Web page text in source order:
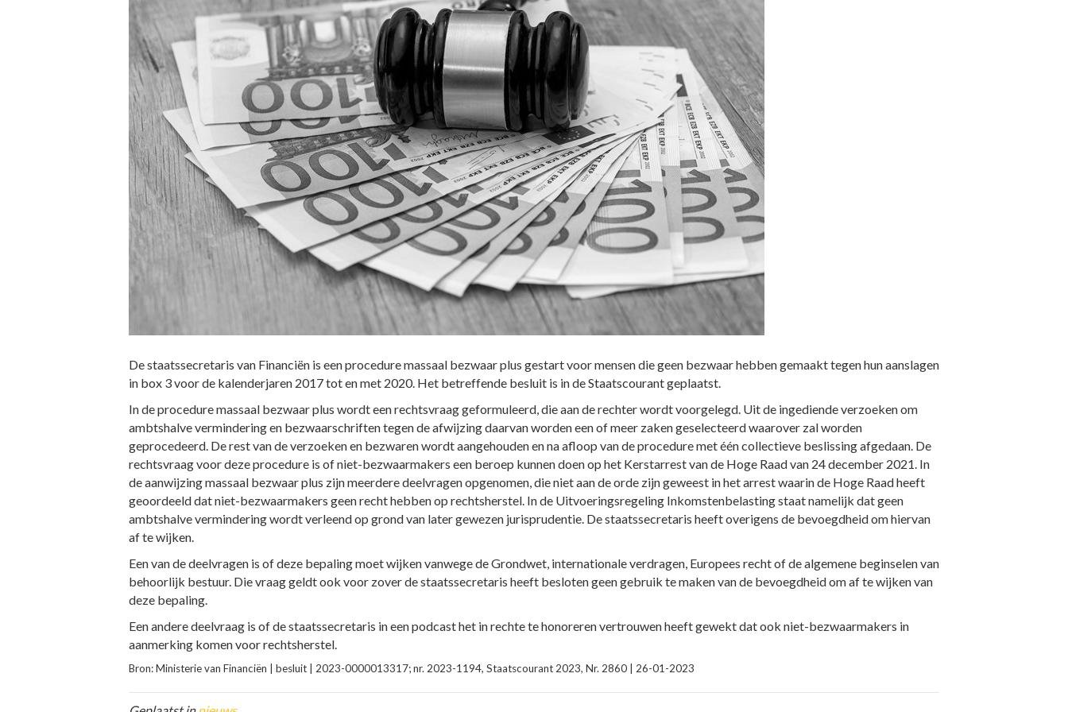
De staatssecretaris van Financiën is een procedure massaal bezwaar plus gestart voor mensen die geen bezwaar hebben gemaakt tegen hun aanslagen
in box 3 voor de kalenderjaren 2017 tot en met 2020. Het betreffende besluit is in de Staatscourant geplaatst.
In de procedure massaal bezwaar plus wordt een rechtsvraag geformuleerd, die aan de rechter wordt voorgelegd. Uit de ingediende verzoeken om
ambtshalve vermindering en bezwaarschriften tegen de afwijzing daarvan worden een of meer zaken geselecteerd waarover zal worden
geprocedeerd. De rest van de verzoeken en bezwaren wordt aangehouden en na afloop van de procedure met één collectieve beslissing afgedaan. De
rechtsvraag voor deze procedure is of niet-bezwaarmakers een beroep kunnen doen op het Kerstarrest van de Hoge Raad van 24 december 2021. In
de aanwijzing massaal bezwaar plus zijn meerdere deelvragen opgenomen, die niet aan de orde zijn geweest in het arrest waarin de Hoge Raad heeft
geoordeeld dat niet-bezwaarmakers geen recht hebben op rechtsherstel. In de Uitvoeringsregeling Inkomstenbelasting staat namelijk dat geen
ambtshalve vermindering wordt verleend op grond van later gewezen jurisprudentie. De staatssecretaris heeft overigens de bevoegdheid om hiervan
af te wijken.
Een van de deelvragen is of deze bepaling moet wijken vanwege de Grondwet, internationale verdragen, Europees recht of de algemene beginselen van
behoorlijk bestuur. Die vraag geldt ook voor zover de staatssecretaris heeft besloten geen gebruik te maken van de bevoegdheid om af te wijken van
deze bepaling.
Een andere deelvraag is of de staatssecretaris in een podcast het in rechte te honoreren vertrouwen heeft gewekt dat ook niet-bezwaarmakers in
aanmerking komen voor rechtsherstel.
Bron: Ministerie van Financiën | besluit | 2023-0000013317; nr. 2023-1194, Staatscourant 2023, Nr. 2860 | 26-01-2023